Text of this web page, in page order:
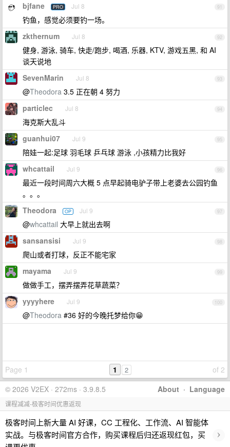
91
bjfane PRO Jul 8
钓鱼，感觉必须要钓一场。
92
zkthernum Jul 8
健身, 游泳, 骑车, 快走/跑步, 喝酒, 乐器, KTV, 游戏五黑, 和 AI
谈天说地
93
SevenMarin Jul 8
@Theodora 3.5 正在朝 4 努力
94
particlec Jul 8
海克斯大乱斗
95
guanhui07 Jul 9
陪娃一起:足球 羽毛球 乒乓球 游泳 ,小孩精力比我好
96
whcattail Jul 9
最近一段时间周六大概 5 点早起骑电驴子带上老婆去公园钓鱼
。。。
97
Theodora OP Jul 9
@whcattail 大早上就出去啊
98
sansansisi Jul 9
爬山或者打球，反正不能宅家
99
mayama Jul 9
做做手工，摆弄摆弄花草蔬菜？
100
yyyyhere Jul 9
@Theodora #36 好的今晚托梦给你😁
Page 1 of 2
1 2
About · Language
© 2026 V2EX · 272ms · 3.9.8.5
课程减减-极客时间优惠返现
极客时间上新大量 AI 好课，CC 工程化、工作流、AI 智能体
实战。与极客时间官方合作，购买课程后归还返现红包，买
›